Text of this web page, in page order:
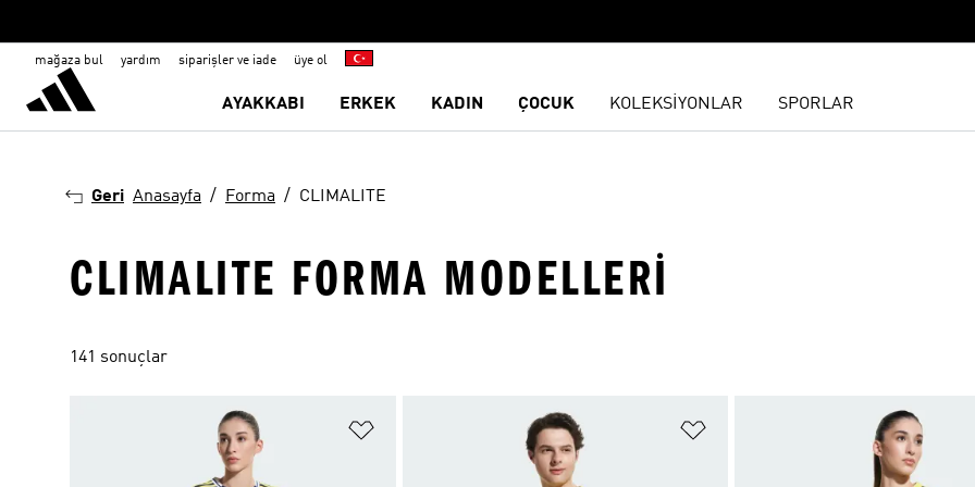
mağaza bul yardım siparişler ve iade üye ol
AYAKKABI ERKEK KADIN ÇOCUK KOLEKSİYONLAR SPORLAR
Geri Anasayfa Forma CLIMALITE
CLIMALITE FORMA MODELLERI
141 sonuçlar
Favori Listesine Ekle